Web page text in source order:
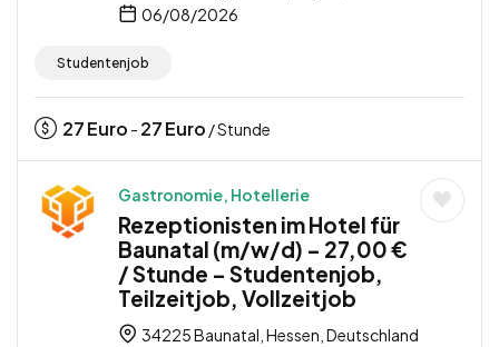
06/08/2026
Studentenjob
27Euro - 27Euro / Stunde
Gastronomie, Hotellerie
Rezeptionisten im Hotel für
Baunatal (m/w/d) – 27,00 €
/ Stunde – Studentenjob,
Teilzeitjob, Vollzeitjob
34225 Baunatal, Hessen, Deutschland